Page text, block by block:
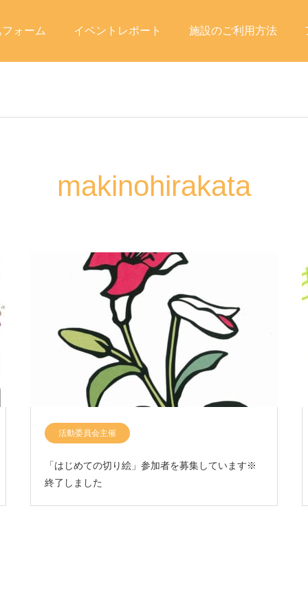
ォーム イベントレポート 施設のご利用方法
makinohirakata
活動委員会主催
「はじめての切り絵」参加者を募集しています※
終了しました